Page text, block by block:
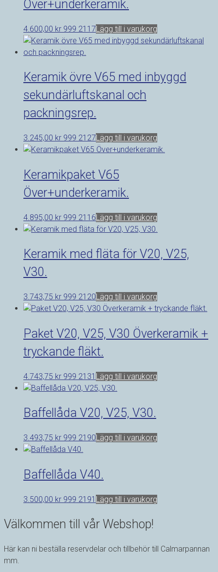
Över+underkeramik.
4.600,00 kr 999 2117Lägg till i varukorg
Keramik övre V65 med inbyggd
sekundärluftskanal och
packningsrep.
3.245,00 kr 999 2127Lägg till i varukorg
Keramikpaket V65
Över+underkeramik.
4.895,00 kr 999 2116Lägg till i varukorg
Keramik med fläta för V20, V25,
V30.
3.743,75 kr 999 2120Lägg till i varukorg
Paket V20, V25, V30 Överkeramik +
tryckande fläkt.
4.743,75 kr 999 2131 Lägg till i varukorg
Baffellåda V20, V25, V30.
3.493,75 kr 999 2190Lägg till i varukorg
Baffellåda V40.
3.500,00 kr 999 2191 Lägg till i varukorg
Välkommen till vår Webshop!
Här kan ni beställa reservdelar och tillbehör till Calmarpannan
mm.